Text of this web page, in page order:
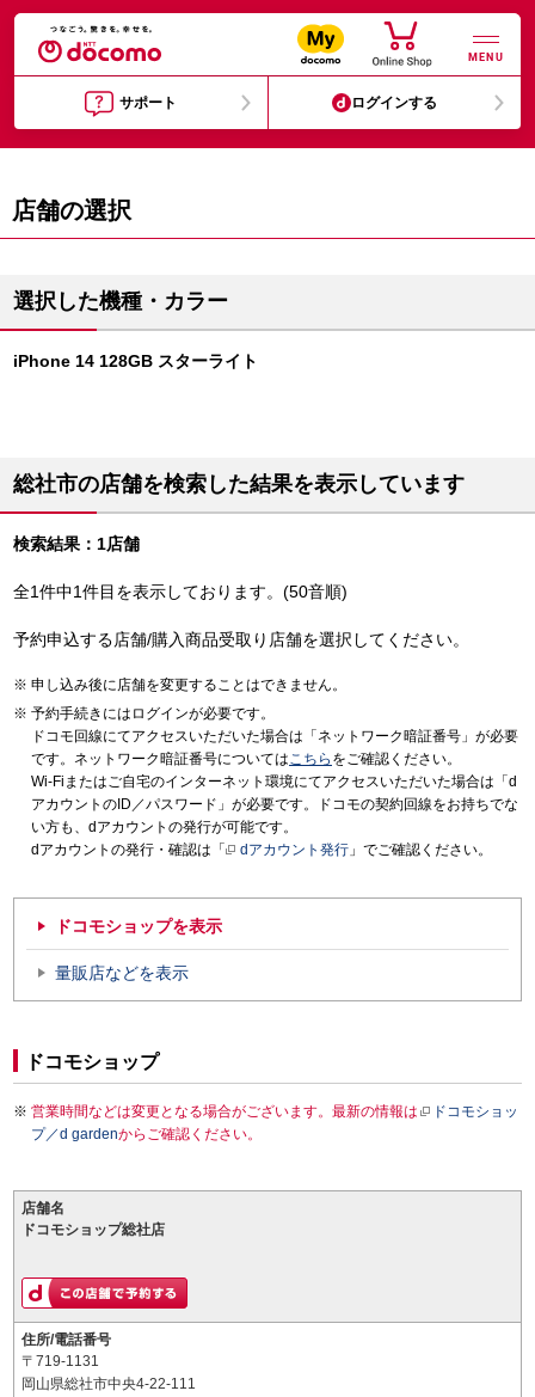
MENU
サポート ログインする
店舗の選択
選択した機種・カラー
iPhone 14 128GB スターライト
総社市の店舗を検索した結果を表示しています
検索結果：1店舗
全1件中1件目を表示しております。(50音順)
予約申込する店舗/購入商品受取り店舗を選択してください。
申し込み後に店舗を変更することはできません。
予約手続きにはログインが必要です。
ドコモ回線にてアクセスいただいた場合は「ネットワーク暗証番号」が必要
です。ネットワーク暗証番号についてはこちら をご確認ください。
Wi-Fiまたはご自宅のインターネット環境にてアクセスいただいた場合は「d
アカウントのID／パスワード」が必要です。ドコモの契約回線をお持ちでな
い方も、dアカウントの発行が可能です。
dアカウントの発行・確認は「
dアカウント発行 」でご確認ください。
ドコモショップを表示
量販店などを表示
ドコモショップ
営業時間などは変更となる場合がございます。最新の情報は
ドコモショッ
プ／d gardenからご確認ください。
店舗名
ドコモショップ総社店
住所/電話番号
〒719-1131
岡山県総社市中央4-22-111